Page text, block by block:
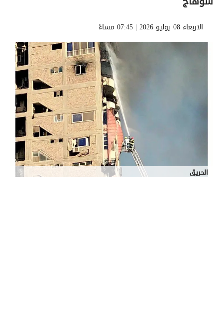
الاربعاء 08 يوليو 2026 | 07:45 مساءً
الحريق